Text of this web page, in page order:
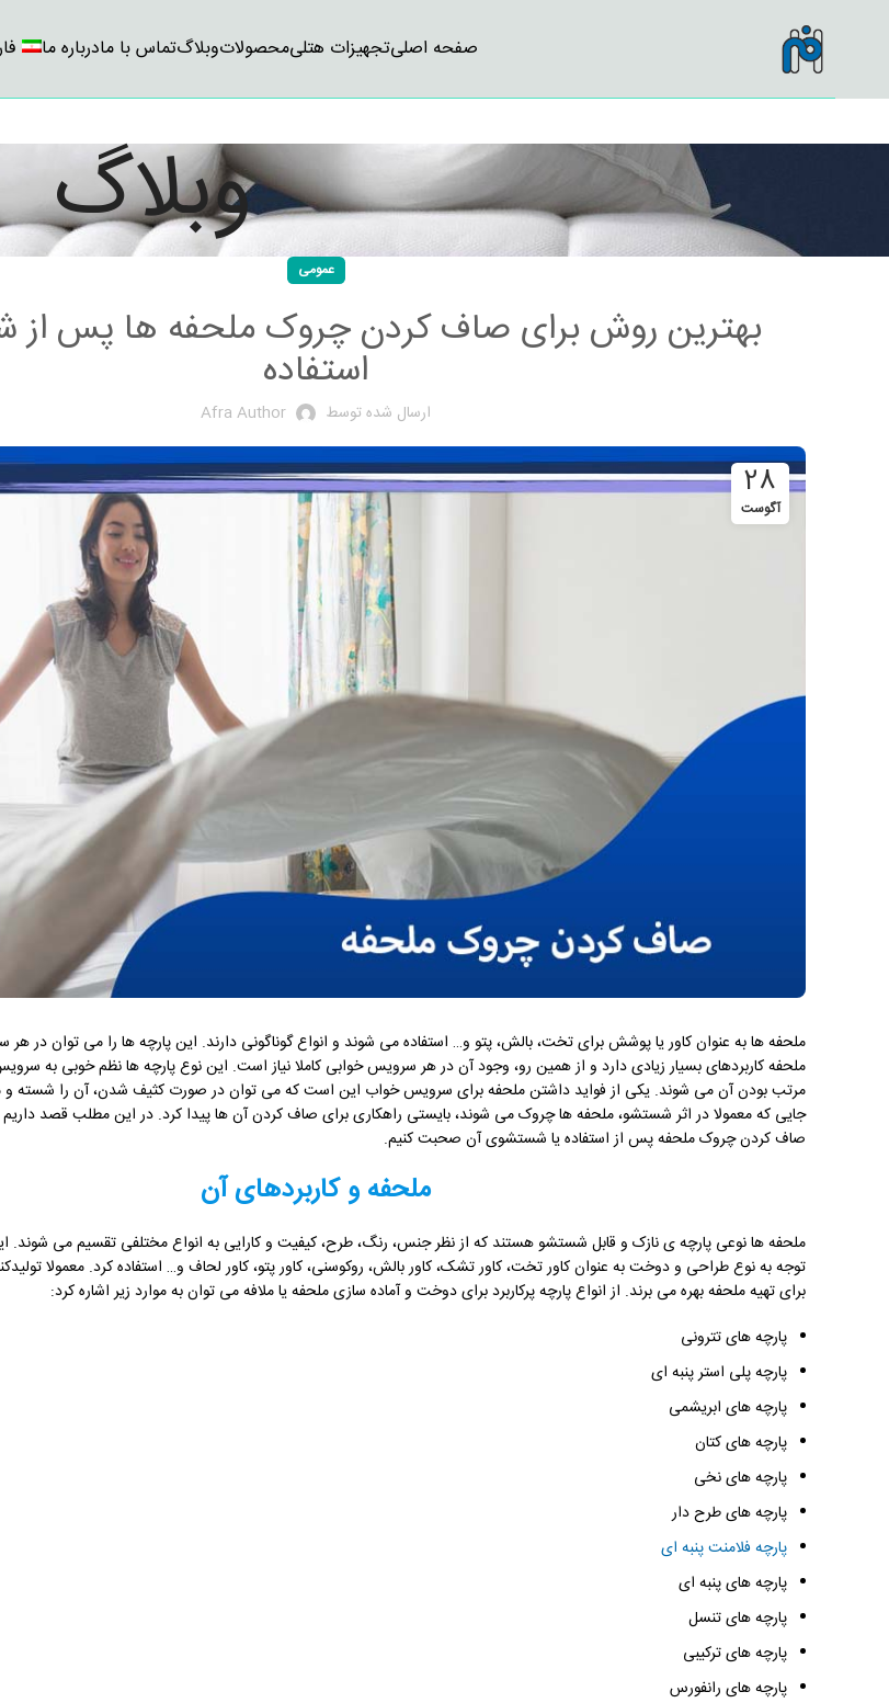
صفحه اصلیتجهیزات هتلیمحصولاتوبلاگتماس با مادرباره ما
وبلاگ
عمومی
بهترین روش برای صاف کردن چروک ملحفه ها پس از
استفاده
ارسال شده توسط Afra Author
28
آگوست
ملحفه ها به عنوان کاور یا پوشش برای تخت، بالش، پتو و… استفاده می شوند و انواع گوناگونی دارند. این پارچه ها را می توان در
ملحفه کاربردهای بسیار زیادی دارد و از همین رو، وجود آن در هر سرویس خوابی کاملا نیاز است. این نوع پارچه ها نظم خوبی به
مرتب بودن آن می شوند. یکی از فواید داشتن ملحفه برای سرویس خواب این است که می توان در صورت کثیف شدن، آن را شسته و
جایی که معمولا در اثر شستشو، ملحفه ها چروک می شوند، بایستی راهکاری برای صاف کردن آن ها پیدا کرد. در این مطلب قصد داریم
صاف کردن چروک ملحفه پس از استفاده یا شستشوی آن صحبت کنیم.
ملحفه و کاربردهای آن
ملحفه ها نوعی پارچه ی نازک و قابل شستشو هستند که از نظر جنس، رنگ، طرح، کیفیت و کارایی به انواع مختلفی تقسیم می شوند.
توجه به نوع طراحی و دوخت به عنوان کاور تخت، کاور تشک، کاور بالش، روکوسنی، کاور پتو، کاور لحاف و… استفاده کرد. معمولا
برای تهیه ملحفه بهره می برند. از انواع پارچه پرکاربرد برای دوخت و آماده سازی ملحفه یا ملافه می توان به موارد زیر اشاره کرد:
پارچه های تترونی
پارچه پلی استر پنبه ای
پارچه های ابریشمی
پارچه های کتان
پارچه های نخی
پارچه های طرح دار
پارچه فلامنت پنبه ای
پارچه های پنبه ای
پارچه های تنسل
پارچه های ترکیبی
پارچه های رانفورس